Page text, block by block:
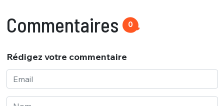
Commentaires 0
Rédigez votre commentaire